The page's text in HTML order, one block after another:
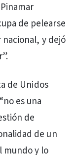
de pelearse
y dejó
de Unidos
es una
de
de un
mundo y lo